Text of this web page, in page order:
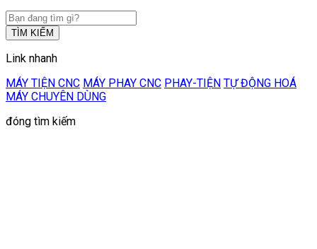
TÌM KIẾM
Link nhanh
MÁY TIỆN CNC MÁY PHAY CNC PHAY-TIỆN TỰ ĐỘNG HOÁ
MÁY CHUYÊN DÙNG
đóng tìm kiếm